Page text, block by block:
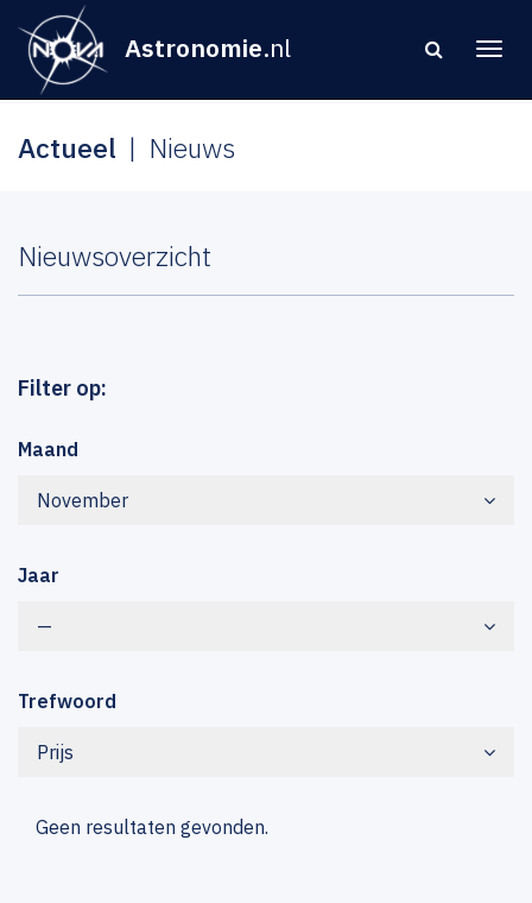
Astronomie.nl
Actueel Nieuws
Nieuwsoverzicht
Filter op:
Maand
November
Jaar
—
Trefwoord
Prijs
Geen resultaten gevonden.